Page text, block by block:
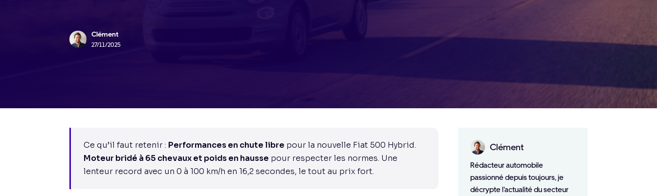
Clément
27/11/2025
Ce qu’il faut retenir : Performances en chute libre pour la nouvelle Fiat 500 Hybrid.
Moteur bridé à 65 chevaux et poids en hausse pour respecter les normes. Une
lenteur record avec un 0 à 100 km/h en 16,2 secondes, le tout au prix fort.
Clément
Rédacteur automobile
passionné depuis toujours, je
décrypte l'actualité du secteur